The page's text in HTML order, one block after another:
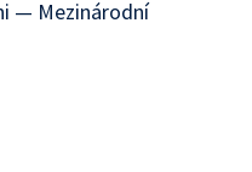
— Mezinárodní